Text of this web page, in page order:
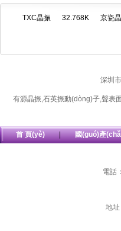
TXC晶振 32.768K 京瓷
深圳市
有源晶振,石英振動(dòng)子,聲表
首 頁(yè) | 國(guó)產
電話
地